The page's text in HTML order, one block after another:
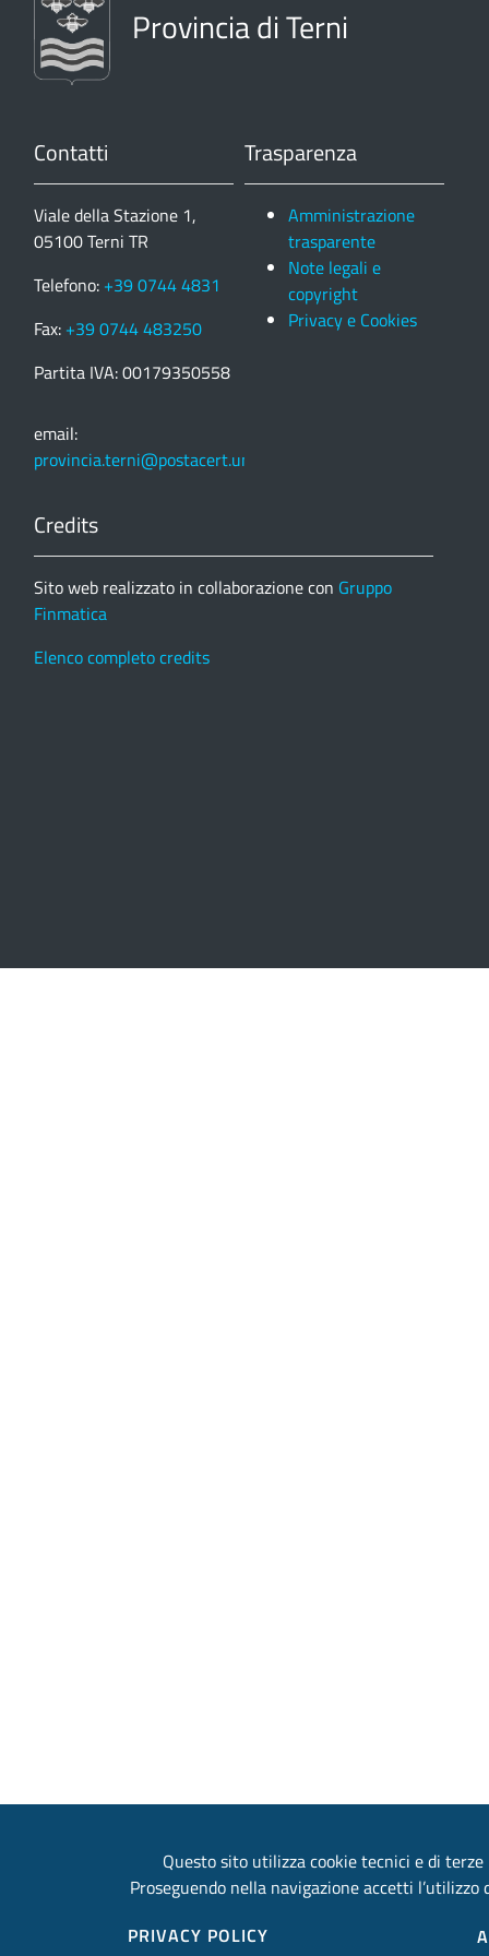
Provincia di Terni
Contatti
Viale della Stazione 1,
05100 Terni TR
Telefono: +39 0744 4831
Fax: +39 0744 483250
Partita IVA: 00179350558
email:
provincia.terni@postacert.umbria.it
Trasparenza
Amministrazione
trasparente
Note legali e
copyright
Privacy e Cookies
Credits
Sito web realizzato in collaborazione con Gruppo
Finmatica
Elenco completo credits
Questo sito utilizza cookie tecnici e di
Proseguendo nella navigazione accetti l’utilizzo
PRIVACY POLICY